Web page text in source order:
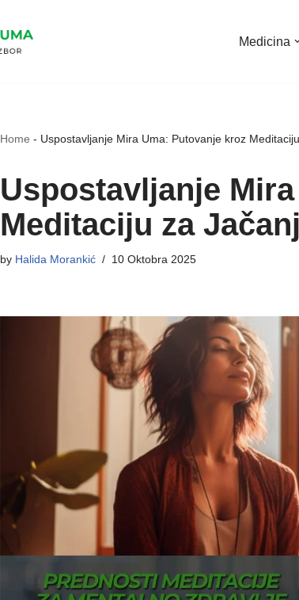
Medicina
Home - Uspostavljanje Mira Uma: Putovanje kroz
Uspostavljanje
Meditaciju za
by Halida Morankić 10 Oktobra 2025